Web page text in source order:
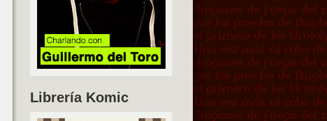
Librería Komic